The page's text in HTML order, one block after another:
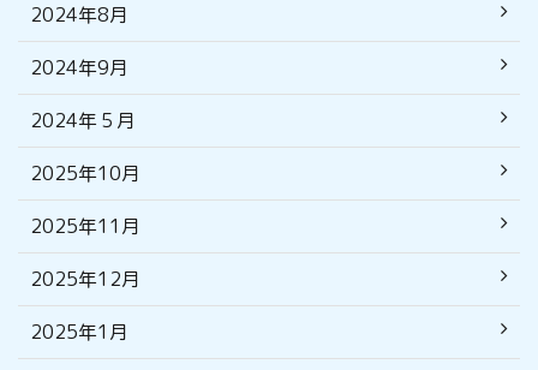
2024年8月
2024年9月
2024年５月
2025年10月
2025年11月
2025年12月
2025年1月